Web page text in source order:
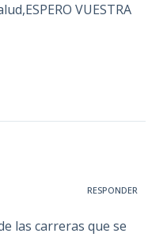
VUESTRA
RESPONDER
las carreras que se